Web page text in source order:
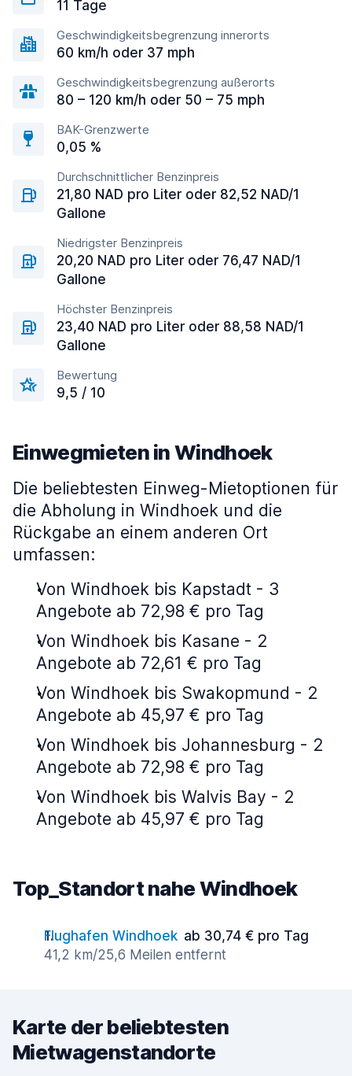
11 Tage
Geschwindigkeitsbegrenzung innerorts
60 km/h oder 37 mph
Geschwindigkeitsbegrenzung außerorts
80 – 120 km/h oder 50 – 75 mph
BAK-Grenzwerte
0,05 %
Durchschnittlicher Benzinpreis
21,80 NAD pro Liter oder 82,52 NAD/1
Gallone
Niedrigster Benzinpreis
20,20 NAD pro Liter oder 76,47 NAD/1
Gallone
Höchster Benzinpreis
23,40 NAD pro Liter oder 88,58 NAD/1
Gallone
Bewertung
9,5 / 10
Einwegmieten in Windhoek
Die beliebtesten Einweg-Mietoptionen für
die Abholung in Windhoek und die
Rückgabe an einem anderen Ort
umfassen:
Von Windhoek bis Kapstadt - 3
Angebote ab 72,98 € pro Tag
Von Windhoek bis Kasane - 2
Angebote ab 72,61 € pro Tag
Von Windhoek bis Swakopmund - 2
Angebote ab 45,97 € pro Tag
Von Windhoek bis Johannesburg - 2
Angebote ab 72,98 € pro Tag
Von Windhoek bis Walvis Bay - 2
Angebote ab 45,97 € pro Tag
Top_Standort nahe Windhoek
Flughafen Windhoek ab 30,74 € pro Tag
41,2 km/25,6 Meilen entfernt
Karte der beliebtesten
Mietwagenstandorte